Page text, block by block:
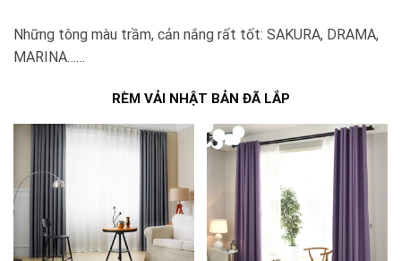
Những tông màu trầm, cản nắng rất tốt: SAKURA, DRAMA,
MARINA……
RÈM VẢI NHẬT BẢN ĐÃ LẮP